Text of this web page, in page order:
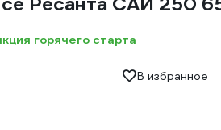
горячего старта
В избранное